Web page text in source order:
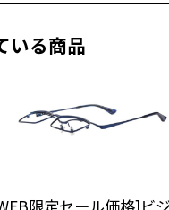
込みの重さ
ただけます（無料）。
お使いください。
いる商品